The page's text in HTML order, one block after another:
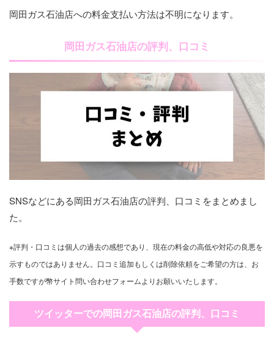
岡田ガス石油店への料金支払い方法は不明になります。
岡田ガス石油店の評判、口コミ
SNSなどにある岡田ガス石油店の評判、口コミをまとめまし
た。
※評判・口コミは個人の過去の感想であり、現在の料金の高低や対応の良悪を
示すものではありません。口コミ追加もしくは削除依頼をご希望の方は、お
手数ですが幣サイト問い合わせフォームよりお願いいたします。
ツイッターでの岡田ガス石油店の評判、口コミ